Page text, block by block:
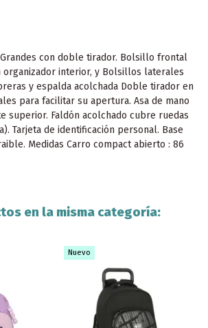
con doble tirador. Bolsillo frontal
organizador interior, y Bolsillos laterales
y espalda acolchada Doble tirador en
para facilitar su apertura. Asa de mano
superior. Faldón acolchado cubre ruedas
Tarjeta de identificación personal. Base
Medidas Carro compact abierto : 86
en la misma categoría:
Nuevo